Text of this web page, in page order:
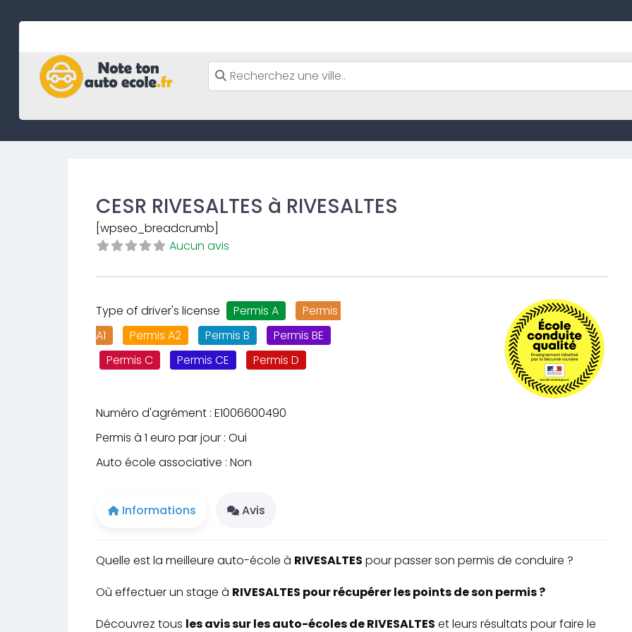
CESR RIVESALTES à RIVESALTES
[wpseo_breadcrumb]
Aucun avis
Type of driver's license Permis A
Permis
A1
Permis A2 Permis B
Permis BE
Permis C
Permis CE
Permis D
Numéro d'agrément : E1006600490
Permis à 1 euro par jour : Oui
Auto école associative : Non
Informations Avis
Quelle est la meilleure auto-école à RIVESALTES pour passer son permis de conduire ?
Où effectuer un stage à RIVESALTES pour récupérer les points de son permis ?
Découvrez tous les avis sur les auto-écoles de RIVESALTES et leurs résultats pour faire le